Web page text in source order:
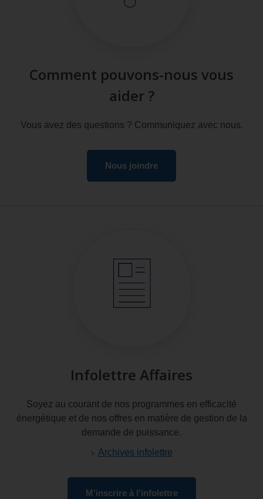
Comment pouvons-nous vous
aider ?
Vous avez des questions ? Communiquez avec nous.
Nous joindre
Infolettre Affaires
Soyez au courant de nos programmes en efficacité
énergétique et de nos offres en matière de gestion de la
demande de puissance.
Archives infolettre
M’inscrire à l’infolettre